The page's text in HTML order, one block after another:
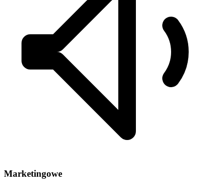
Marketingowe